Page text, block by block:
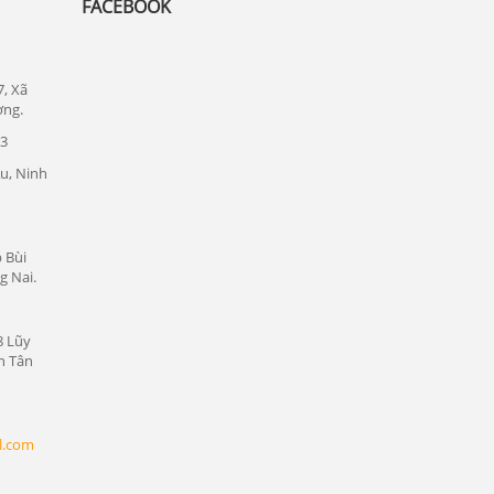
Xã
Ninh
Bùi
Nai.
Lũy
Tân
FACEBOOK